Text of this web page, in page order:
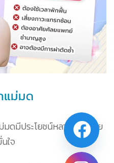
แม่มด
ดมีประโยชน์หลายด้าน โดย
ใจ